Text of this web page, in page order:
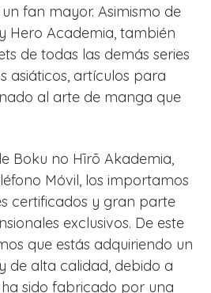
fan mayor. Asimismo de
Hero Academia, también
de todas las demás series
asiáticos, artículos para
al arte de manga que
Boku no Hīrō Akademia,
Móvil, los importamos
certificados y gran parte
exclusivos. De este
que estás adquiriendo un
de alta calidad, debido a
sido fabricado por una